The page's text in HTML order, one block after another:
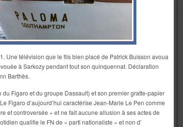
Une télévision que le fils bien placé de Patrick Buisson avoua
à Sarkozy pendant tout son quinquennat. Déclaration
Barthès.
du Figaro et du groupe Dassault) et son premier gratte-papier
Figaro d’aujourd’hui caractérise Jean-Marie Le Pen comme
et controversée » et ne fait aucune allusion à ses actes de
qualifie le FN de « parti nationaliste » et non d’